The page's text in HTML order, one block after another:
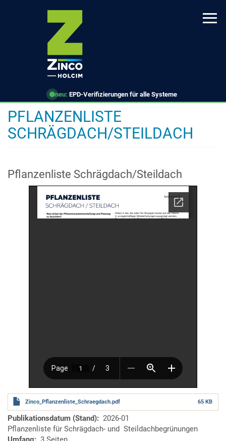
neu: EPD-Verifizierungen für alle Systeme
PFLANZENLISTE
SCHRÄGDACH/STEILDACH
Pflanzenliste Schrägdach/Steildach
Zinco_Pflanzenliste_Schraegdach.pdf 65 KB
Publikationsdatum (Stand)
2026-01
Pflanzenliste für Schrägdach- und Steildachbegrünungen